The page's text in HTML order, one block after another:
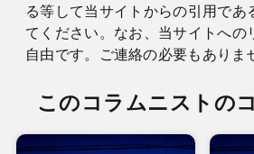
る等して当サイトからの引用であ
てください。なお、当サイトへの
自由です。ご連絡の必要もありま
このコラムニストの